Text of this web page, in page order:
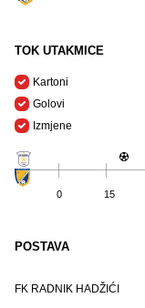
TOK UTAKMICE
Kartoni
Golovi
Izmjene
0 15
POSTAVA
FK RADNIK HADŽIĆI